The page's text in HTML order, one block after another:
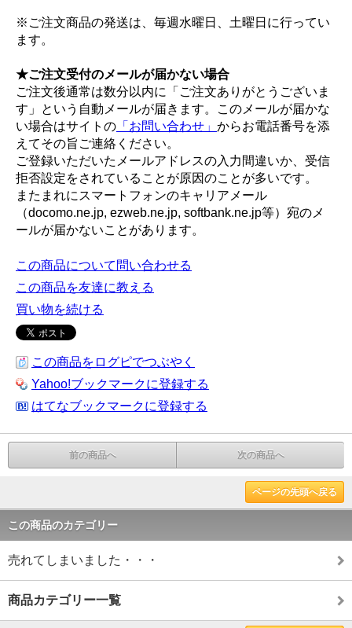
※ご注文商品の発送は、毎週水曜日、土曜日に行ってい
ます。
★ご注文受付のメールが届かない場合
ご注文後通常は数分以内に「ご注文ありがとうございま
す」という自動メールが届きます。このメールが届かな
い場合はサイトの 「お問い合わせ」 からお電話番号を添
えてその旨ご連絡ください。
ご登録いただいたメールアドレスの入力間違いか、受信
拒否設定をされていることが原因のことが多いです。
またまれにスマートフォンのキャリアメール
（docomo.ne.jp, ezweb.ne.jp, softbank.ne.jp等）宛のメ
ールが届かないことがあります。
この商品について問い合わせる
この商品を友達に教える
買い物を続ける
この商品をログピでつぶやく
Yahoo!ブックマークに登録する
はてなブックマークに登録する
前の商品へ 次の商品へ
ページの先頭へ戻る
この商品のカテゴリー
売れてしまいました・・・
商品カテゴリー一覧